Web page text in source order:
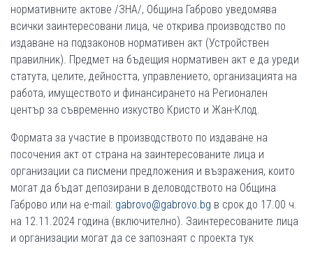
нормативните актове /ЗНА/, Община Габрово уведомява
всички заинтересовани лица, че открива производство по
издаване на подзаконов нормативен акт (Устройствен
правилник). Предмет на бъдещия нормативен акт е да уреди
статута, целите, дейността, управлението, организацията на
работа, имуществото и финансирането на Регионален
център за съвременно изкуство Кристо и Жан-Клод.
Формата за участие в производството по издаване на
посочения акт от страна на заинтересованите лица и
организации са писмени предложения и възражения, които
могат да бъдат депозирани в деловодството на Община
Габрово или на e-mail: gabrovo@gabrovo.bg в срок до 17.00 ч.
на 12.11.2024 година (включително). Заинтересованите лица
и организации могат да се запознаят с проекта тук